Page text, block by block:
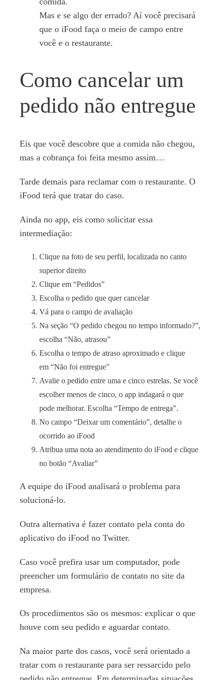
Mas e se algo der errado? Aí você precisará
que o iFood faça o meio de campo entre
você e o restaurante.
Como cancelar um
pedido não entregue
Eis que você descobre que a comida não chegou,
mas a cobrança foi feita mesmo assim…
Tarde demais para reclamar com o restaurante. O
iFood terá que tratar do caso.
Ainda no app, eis como solicitar essa
intermediação:
Clique na foto de seu perfil, localizada no canto
superior direito
Clique em “Pedidos”
Escolha o pedido que quer cancelar
Vá para o campo de avaliação
Na seção “O pedido chegou no tempo informado?”,
escolha “Não, atrasou”
Escolha o tempo de atraso aproximado e clique
em “Não foi entregue”
Avalie o pedido entre uma e cinco estrelas. Se você
escolher menos de cinco, o app indagará o que
pode melhorar. Escolha “Tempo de entrega”.
No campo “Deixar um comentário”, detalhe o
ocorrido ao iFood
Atribua uma nota ao atendimento do iFood e clique
no botão “Avaliar”
A equipe do iFood analisará o problema para
solucioná-lo.
Outra alternativa é fazer contato pela conta do
aplicativo do iFood no Twitter.
Caso você prefira usar um computador, pode
preencher um formulário de contato no site da
empresa.
Os procedimentos são os mesmos: explicar o que
houve com seu pedido e aguardar contato.
Na maior parte dos casos, você será orientado a
tratar com o restaurante para ser ressarcido pelo